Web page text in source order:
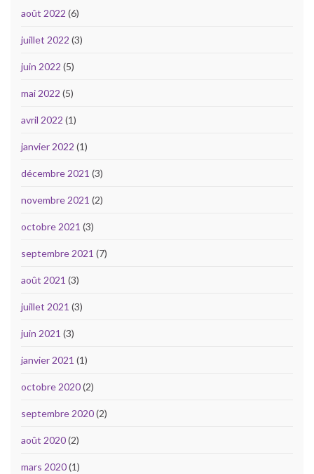
août 2022 (6)
juillet 2022 (3)
juin 2022 (5)
mai 2022 (5)
avril 2022 (1)
janvier 2022 (1)
décembre 2021 (3)
novembre 2021 (2)
octobre 2021 (3)
septembre 2021 (7)
août 2021 (3)
juillet 2021 (3)
juin 2021 (3)
janvier 2021 (1)
octobre 2020(2)
septembre 2020(2)
août 2020(2)
mars 2020(1)